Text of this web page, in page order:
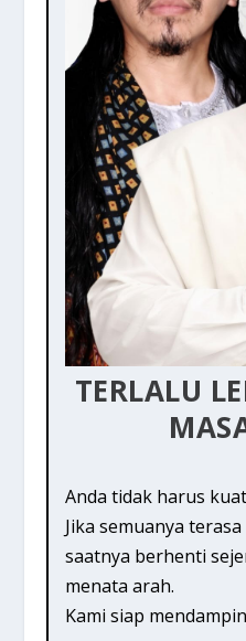
TERLALU
Anda tidak harus
Jika semuanya
saatnya berhenti
menata arah.
Kami siap